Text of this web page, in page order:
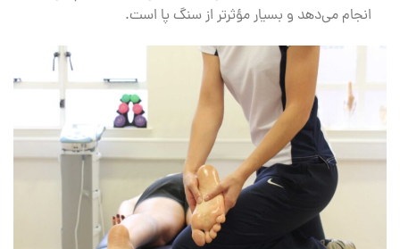
انجام می‌دهد و بسیار مؤثرتر از سنگ پا است.